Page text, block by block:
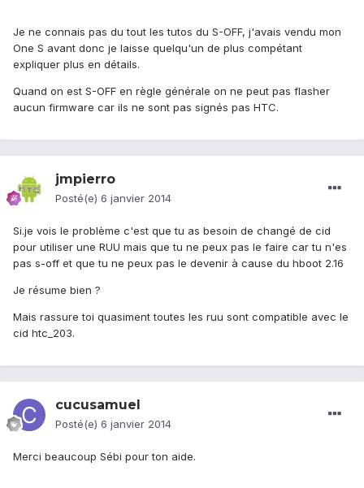
Je ne connais pas du tout les tutos du S-OFF, j'avais vendu mon
One S avant donc je laisse quelqu'un de plus compétant
expliquer plus en détails.
Quand on est S-OFF en règle générale on ne peut pas flasher
aucun firmware car ils ne sont pas signés pas HTC.
jmpierro
Posté(e) 6 janvier 2014
Si.je vois le problème c'est que tu as besoin de changé de cid
pour utiliser une RUU mais que tu ne peux pas le faire car tu n'es
pas s-off et que tu ne peux pas le devenir à cause du hboot 2.16
Je résume bien ?
Mais rassure toi quasiment toutes les ruu sont compatible avec le
cid htc_203.
cucusamuel
Posté(e) 6 janvier 2014
Merci beaucoup Sébi pour ton aide.